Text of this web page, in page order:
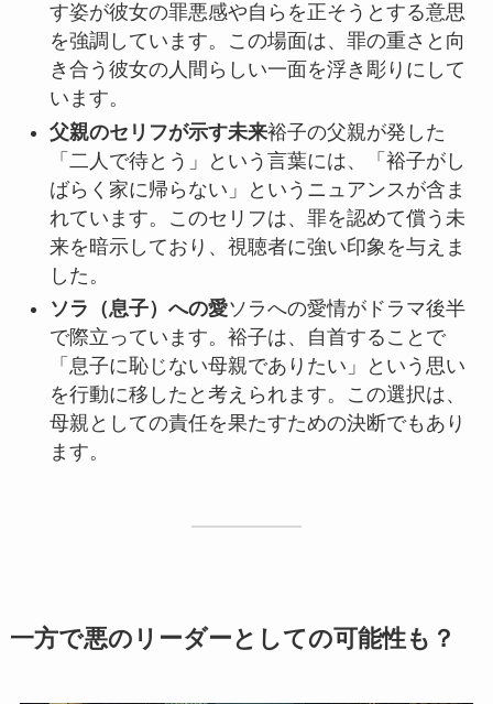
す姿が彼女の罪悪感や自らを正そうとする意思
を強調しています。この場面は、罪の重さと向
き合う彼女の人間らしい一面を浮き彫りにして
います。
父親のセリフが示す未来裕子の父親が発した
「二人で待とう」という言葉には、「裕子がし
ばらく家に帰らない」というニュアンスが含ま
れています。このセリフは、罪を認めて償う未
来を暗示しており、視聴者に強い印象を与えま
した。
ソラ（息子）への愛ソラへの愛情がドラマ後半
で際立っています。裕子は、自首することで
「息子に恥じない母親でありたい」という思い
を行動に移したと考えられます。この選択は、
母親としての責任を果たすための決断でもあり
ます。
一方で悪のリーダーとしての可能性も？